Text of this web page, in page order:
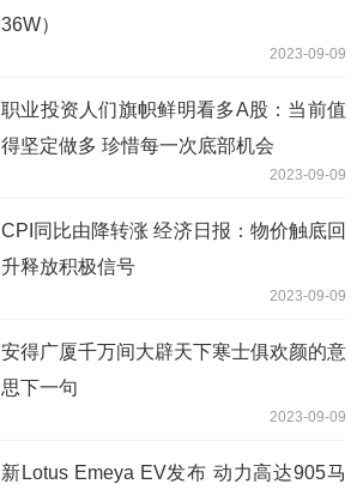
36W）
2023-09-09
职业投资人们旗帜鲜明看多A股：当前值
得坚定做多 珍惜每一次底部机会
2023-09-09
CPI同比由降转涨 经济日报：物价触底回
升释放积极信号
2023-09-09
安得广厦千万间大辟天下寒士俱欢颜的意
思下一句
2023-09-09
新Lotus Emeya EV发布 动力高达905马